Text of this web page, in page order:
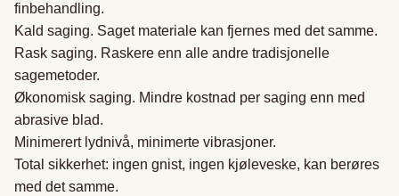
finbehandling.
Kald saging. Saget materiale kan fjernes med det samme.
Rask saging. Raskere enn alle andre tradisjonelle
sagemetoder.
Økonomisk saging. Mindre kostnad per saging enn med
abrasive blad.
Minimerert lydnivå, minimerte vibrasjoner.
Total sikkerhet: ingen gnist, ingen kjøleveske, kan berøres
med det samme.